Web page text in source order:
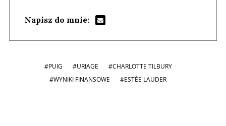
Napisz do mnie:
#PUIG #URIAGE
#CHARLOTTE TILBURY
#WYNIKI FINANSOWE
#ESTÉE LAUDER